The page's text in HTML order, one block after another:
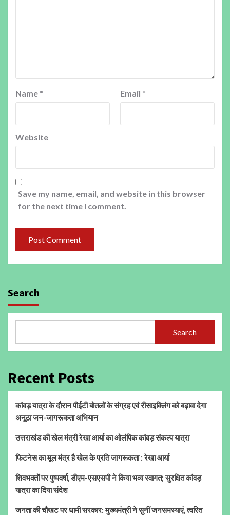
Name * Email *
Website
Save my name, email, and website in this browser
for the next time I comment.
Search
Search
Recent Posts
कांवड़ यात्रा के दौरान पीईटी बोतलों के संग्रह एवं रीसाइक्लिंग को बढ़ावा देगा
अनूठा जन-जागरूकता अभियान
उत्तराखंड की खेल मंत्री रेखा आर्या का ओलंपिक कांवड़ संकल्प यात्रा
फिटनेस का मूल मंत्र है खेल के प्रति जागरूकता : रेखा आर्या
शिवभक्तों पर पुष्पवर्षा, डीएम-एसएसपी ने किया भव्य स्वागत; सुरक्षित कांवड़
यात्रा का दिया संदेश
जनता की चौखट पर धामी सरकार: मुख्यमंत्री ने सुनीं जनसमस्याएं, त्वरित